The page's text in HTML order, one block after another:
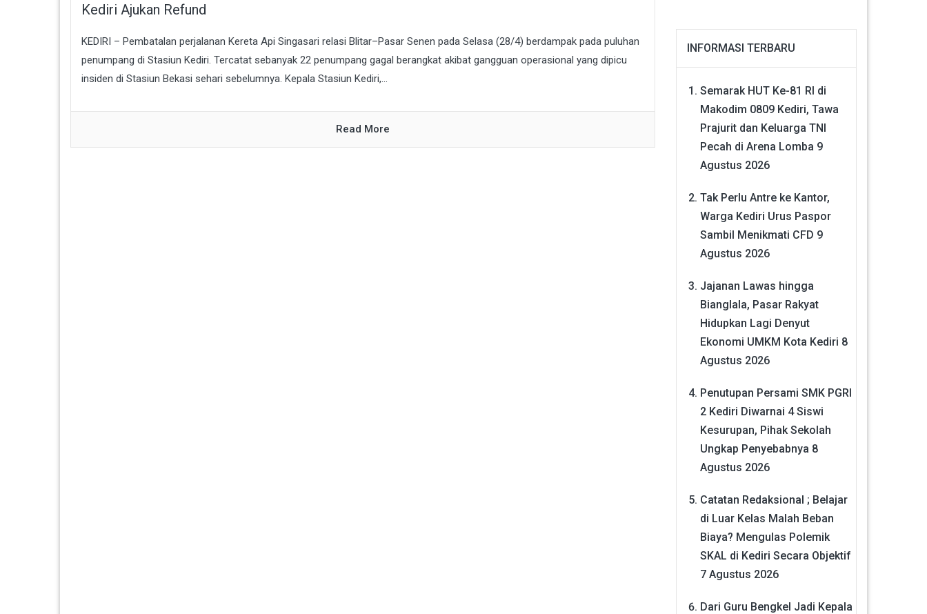
Kediri Ajukan Refund
KEDIRI – Pembatalan perjalanan Kereta Api Singasari relasi Blitar–Pasar Senen pada Selasa (28/4) berdampak pada puluhan
penumpang di Stasiun Kediri. Tercatat sebanyak 22 penumpang gagal berangkat akibat gangguan operasional yang dipicu
insiden di Stasiun Bekasi sehari sebelumnya. Kepala Stasiun Kediri,...
Read More
INFORMASI TERBARU
Semarak HUT Ke-81 RI di
Makodim 0809 Kediri, Tawa
Prajurit dan Keluarga TNI
Pecah di Arena Lomba 9
Agustus 2026
Tak Perlu Antre ke Kantor,
Warga Kediri Urus Paspor
Sambil Menikmati CFD 9
Agustus 2026
Jajanan Lawas hingga
Bianglala, Pasar Rakyat
Hidupkan Lagi Denyut
Ekonomi UMKM Kota Kediri 8
Agustus 2026
Penutupan Persami SMK PGRI
2 Kediri Diwarnai 4 Siswi
Kesurupan, Pihak Sekolah
Ungkap Penyebabnya 8
Agustus 2026
Catatan Redaksional ; Belajar
di Luar Kelas Malah Beban
Biaya? Mengulas Polemik
SKAL di Kediri Secara Objektif
7 Agustus 2026
Dari Guru Bengkel Jadi Kepala